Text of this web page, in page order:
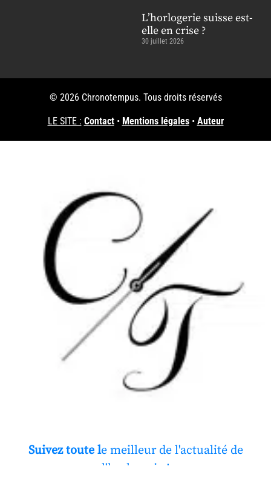
L’horlogerie suisse est-
elle en crise ?
30 juillet 2026
© 2026 Chronotempus. Tous droits réservés
LE SITE : Contact• Mentions légales• Auteur
Suivez toute le meilleur de l'actualité de
l'horlogerie !